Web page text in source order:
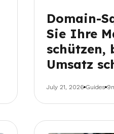
Domain-
Sie Ihre
schützen,
Umsatz
July 21, 2026 Guides